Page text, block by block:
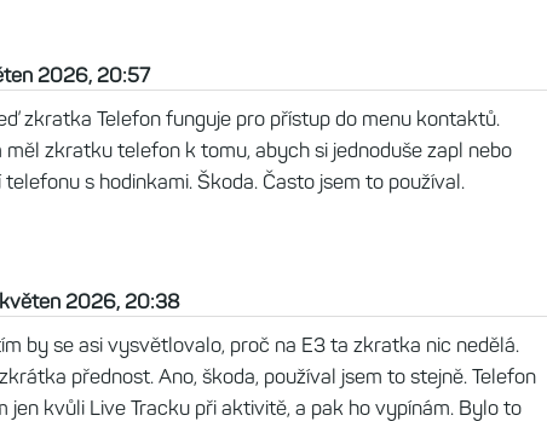
2026, 20:57
zkratka Telefon funguje pro přístup do menu kontaktů.
měl zkratku telefon k tomu, abych si jednoduše zapl nebo
s hodinkami. Škoda. Často jsem to používal.
květen 2026, 20:38
by se asi vysvětlovalo, proč na E3 ta zkratka nic nedělá.
přednost. Ano, škoda, používal jsem to stejně. Telefon
jen kvůli Live Tracku při aktivitě, a pak ho vypínám. Bylo to